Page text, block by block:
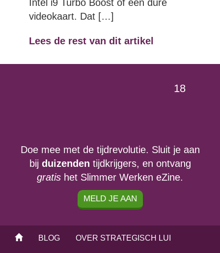
Intel i9 Turbo Boost of een dure
videokaart. Dat […]
Lees de rest van dit artikel
18
Doe mee met de tijdrevolutie. Sluit je aan
bij duizenden tijdkrijgers, en ontvang
gratis het Slimmer Werken eZine.
MELD JE AAN
BLOG OVER STRATEGISCH LUI